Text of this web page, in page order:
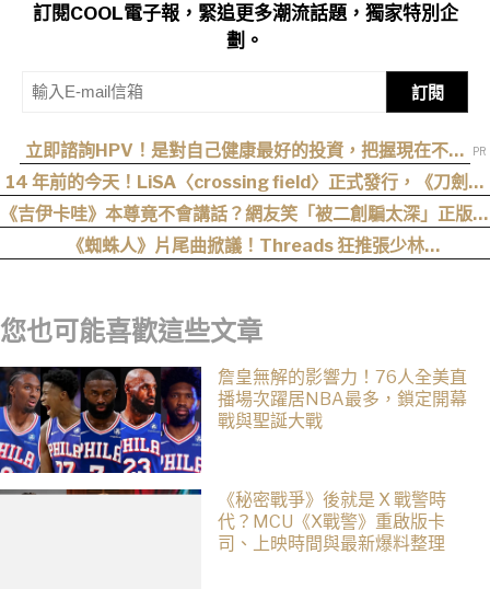
訂閱COOL電子報，緊追更多潮流話題，獨家特別企
劃。
訂閱
立即諮詢HPV！是對自己健康最好的投資，把握現在不嫌
晚！
14 年前的今天！LiSA〈crossing field〉正式發行，《刀劍神
域》OP 不只熱血還藏著桐人、亞絲娜最深的羈絆
《吉伊卡哇》本尊竟不會講話？網友笑「被二創騙太深」正版沒
追完、迷因影片全看完
《蜘蛛人》片尾曲掀議！Threads 狂推張少林
您也可能喜歡這些文章
詹皇無解的影響力！76人全美直
播場次躍居NBA最多，鎖定開幕
戰與聖誕大戰
《秘密戰爭》後就是 X 戰警時
代？MCU《X戰警》重啟版卡
司、上映時間與最新爆料整理